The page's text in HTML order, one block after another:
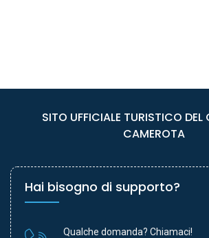
SITO UFFICIALE TURISTICO DEL
CAMEROTA
Hai bisogno di supporto?
Qualche domanda? Chiamaci!